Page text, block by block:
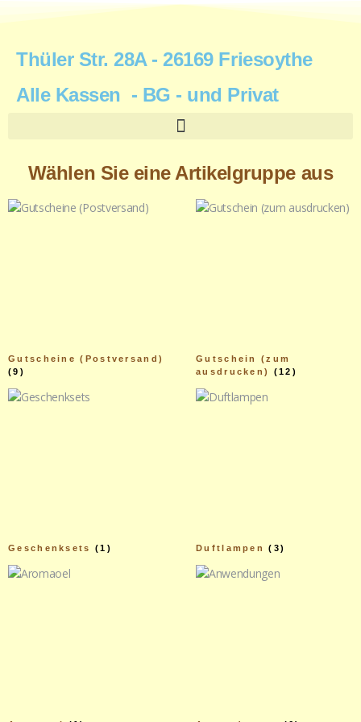
Thüler Str. 28A - 26169 Friesoythe
Alle Kassen - BG - und Privat
Wählen Sie eine Artikelgruppe aus
Gutscheine (Postversand)
(9)
Gutschein (zum
ausdrucken) (12)
Geschenksets (1) Duftlampen(3)